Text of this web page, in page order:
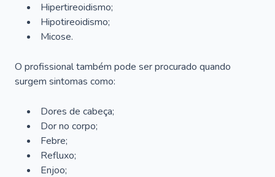
Hipertireoidismo;
Hipotireoidismo;
Micose.
O profissional também pode ser procurado quando
surgem sintomas como:
Dores de cabeça;
Dor no corpo;
Febre;
Refluxo;
Enjoo;